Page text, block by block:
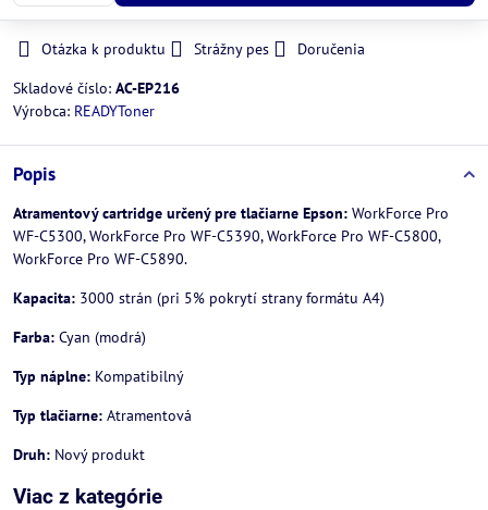
Otázka k produktu Strážny pes
Doručenia
Skladové číslo: AC-EP216
Výrobca: READYToner
Popis
Atramentový cartridge určený pre tlačiarne Epson: WorkForce Pro
WF-C5300, WorkForce Pro WF-C5390, WorkForce Pro WF-C5800,
WorkForce Pro WF-C5890.
Kapacita: 3000 strán (pri 5% pokrytí strany formátu A4)
Farba: Cyan (modrá)
Typ náplne: Kompatibilný
Typ tlačiarne: Atramentová
Druh: Nový produkt
Viac z kategórie